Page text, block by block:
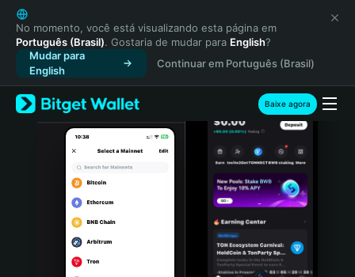
English
日本語
Tiếng Việt
Русский
Español (Latinoamérica)
Türkçe
Italiano
Português (Portugal)
Bahasa Indonesia
No momento, você está visualizando esta página em
Português (Brasil). Gostaria de mudar para English?
Mudar para
English
Continuar em Português (Brasil)
Baixe agora